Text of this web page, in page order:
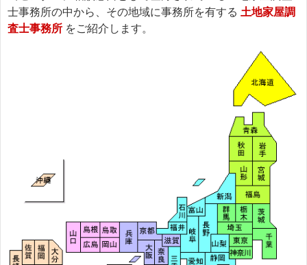
士事務所の中から、その地域に事務所を有する 土地家屋調
査士事務所 をご紹介します。